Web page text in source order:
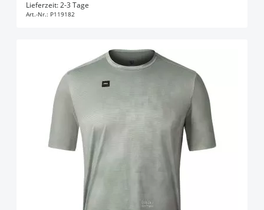
Lieferzeit: 2-3 Tage
Art.-Nr.: P119182